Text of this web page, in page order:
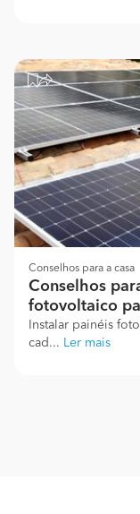
Conselhos para a casa
Conselhos
fotovoltaico
Instalar painéis
cad... Ler mais